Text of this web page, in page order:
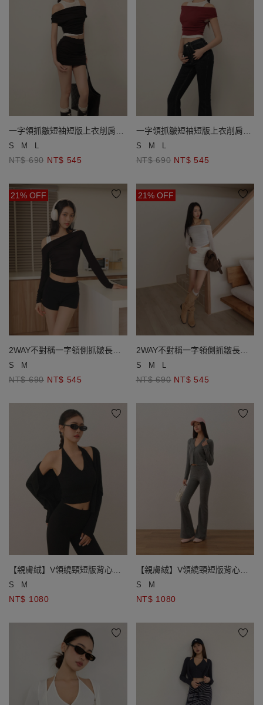
一字領抓皺短袖短版上衣削肩背
心撞色套裝
S M L
NT$ 690 NT$ 545
一字領抓皺短袖短版上衣削肩背
心撞色套裝
S M L
NT$ 690 NT$ 545
21% OFF
2WAY不對稱一字領側抓皺長袖
短版上衣坦克背心撞色套裝
S M
NT$ 690 NT$ 545
21% OFF
2WAY不對稱一字領側抓皺長袖
短版上衣坦克背心撞色套裝
S M L
NT$ 690 NT$ 545
【親膚絨】V領繞頸短版背心長
袖單扣開襟針織衫套裝
S M
NT$ 1080
【親膚絨】V領繞頸短版背心長
袖單扣開襟針織衫套裝
S M
NT$ 1080